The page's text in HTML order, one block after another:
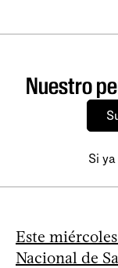
Nuestro
Si
Este
Nacional de